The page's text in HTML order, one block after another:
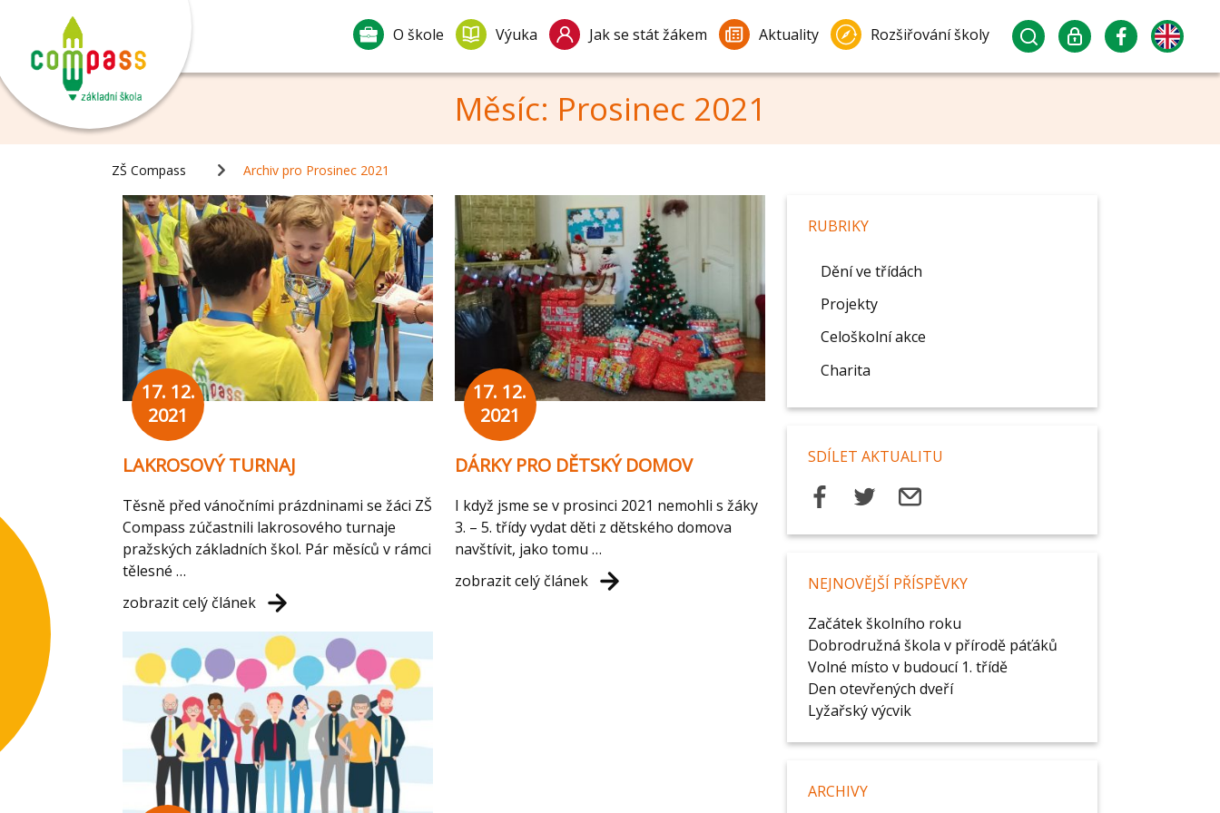
O škole Výuka Jak se stát žákem Aktuality Rozšiřování školy
Měsíc: Prosinec 2021
ZŠ Compass Archiv pro Prosinec 2021
17. 12.
2021
LAKROSOVÝ TURNAJ
Těsně před vánočními prázdninami se žáci ZŠ
Compass zúčastnili lakrosového turnaje
pražských základních škol. Pár měsíců v rámci
tělesné …
zobrazit celý článek
17. 12.
2021
DÁRKY PRO DĚTSKÝ DOMOV
I když jsme se v prosinci 2021 nemohli s žáky
3. – 5. třídy vydat děti z dětského domova
navštívit, jako tomu …
zobrazit celý článek
RUBRIKY
Dění ve třídách
Projekty
Celoškolní akce
Charita
SDÍLET AKTUALITU
NEJNOVĚJŠÍ PŘÍSPĚVKY
Začátek školního roku
Dobrodružná škola v přírodě páťáků
Volné místo v budoucí 1. třídě
Den otevřených dveří
Lyžařský výcvik
ARCHIVY